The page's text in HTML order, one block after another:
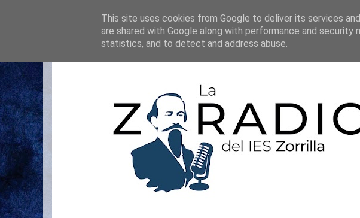
This site uses cookies from Google to deliver its services
are shared with Google along with performance and
statistics, and to detect and address abuse.